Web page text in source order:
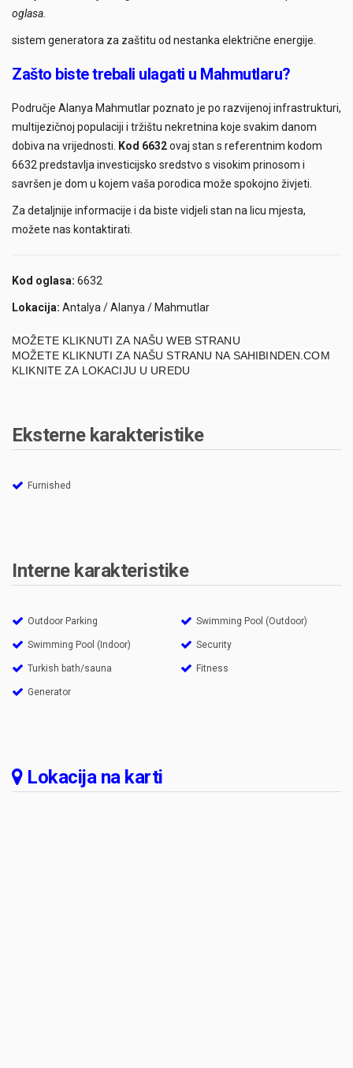
oglasa.
sistem generatora za zaštitu od nestanka električne energije.
Zašto biste trebali ulagati u Mahmutlaru?
Područje Alanya Mahmutlar poznato je po razvijenoj infrastrukturi,
multijezičnoj populaciji i tržištu nekretnina koje svakim danom
dobiva na vrijednosti. Kod 6632ovaj stan s referentnim kodom
6632 predstavlja investicijsko sredstvo s visokim prinosom i
savršen je dom u kojem vaša porodica može spokojno živjeti.
Za detaljnije informacije i da biste vidjeli stan na licu mjesta,
možete nas kontaktirati.
Kod oglasa: 6632
Lokacija: Antalya / Alanya / Mahmutlar
MOŽETE KLIKNUTI ZA NAŠU WEB STRANU
MOŽETE KLIKNUTI ZA NAŠU STRANU NA SAHIBINDEN.COM
KLIKNITE ZA LOKACIJU U UREDU
Eksterne karakteristike
Furnished
Interne karakteristike
Outdoor Parking Swimming Pool (Outdoor)
Swimming Pool (Indoor) Security
Turkish bath/sauna Fitness
Generator
Lokacija na karti